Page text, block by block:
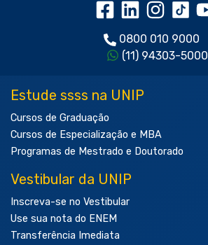
0800 010 9000
(11) 94303-5000
Estude ssss na UNIP
Cursos de Graduação
Cursos de Especialização e MBA
Programas de Mestrado e Doutorado
Vestibular da UNIP
Inscreva-se no Vestibular
Use sua nota do ENEM
Transferência Imediata